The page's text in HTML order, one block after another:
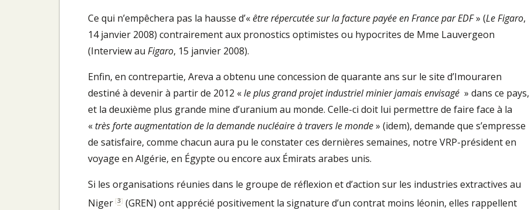
Ce qui n’empêchera pas la hausse d’«être répercutée sur la facture payée en France par EDF» (Le Figaro,
14 janvier 2008) contrairement aux pronostics optimistes ou hypocrites de Mme Lauvergeon
(Interview au Figaro, 15 janvier 2008).
Enfin, en contrepartie, Areva a obtenu une concession de quarante ans sur le site d’Imouraren
destiné à devenir à partir de 2012 «le plus grand projet industriel minier jamais envisagé » dans ce pays,
et la deuxième plus grande mine d’uranium au monde. Celle-ci doit lui permettre de faire face à la
«très forte augmentation de la demande nucléaire à travers le monde» (idem), demande que s’empresse
de satisfaire, comme chacun aura pu le constater ces dernières semaines, notre VRP-président en
voyage en Algérie, en Égypte ou encore aux Émirats arabes unis.
Si les organisations réunies dans le groupe de réflexion et d’action sur les industries extractives au
Niger [3] (GREN) ont apprécié positivement la signature d’un contrat moins léonin, elles rappellent